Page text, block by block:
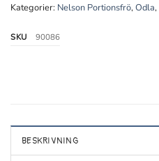
Kategorier: Nelson Portionsfrö,Odla,
SKU 90086
BESKRIVNING